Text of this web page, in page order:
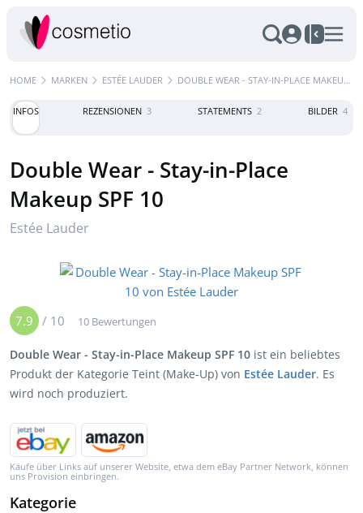
HOME MARKEN ESTÉE LAUDER DOUBLE WEAR - STAY-IN-PLACE MAKEUP SPF 10
INFOS REZENSIONEN 3 STATEMENTS 2 BILDER 4
Double Wear - Stay-in-Place
Makeup SPF 10
Estée Lauder
7.9 / 10 10 Bewertungen
Double Wear - Stay-in-Place Makeup SPF 10 ist ein beliebtes
Produkt der Kategorie Teint (Make-Up) von Estée Lauder. Es
wird noch produziert.
Käufe über Links auf unserer Website, etwa dem eBay Partner Network, können
uns Provision einbringen.
Kategorie